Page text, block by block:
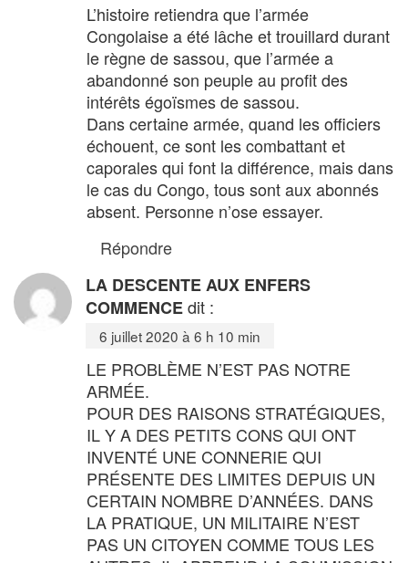
L’histoire retiendra que l’armée
Congolaise a été lâche et trouillard durant
le règne de sassou, que l’armée a
abandonné son peuple au profit des
intérêts égoïsmes de sassou.
Dans certaine armée, quand les officiers
échouent, ce sont les combattant et
caporales qui font la différence, mais dans
le cas du Congo, tous sont aux abonnés
absent. Personne n’ose essayer.
Répondre
LA DESCENTE AUX ENFERS
COMMENCEdit :
6 juillet 2020 à 6 h 10 min
LE PROBLÈME N’EST PAS NOTRE
ARMÉE.
POUR DES RAISONS STRATÉGIQUES,
IL Y A DES PETITS CONS QUI ONT
INVENTÉ UNE CONNERIE QUI
PRÉSENTE DES LIMITES DEPUIS UN
CERTAIN NOMBRE D’ANNÉES. DANS
LA PRATIQUE, UN MILITAIRE N’EST
PAS UN CITOYEN COMME TOUS LES